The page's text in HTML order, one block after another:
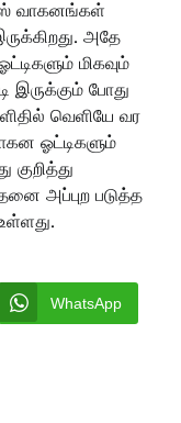
வாகனங்கள்
அதே
மிகவும்
இருக்கும் போது
வெளியே வர
ஓட்டிகளும்
அப்புற படுத்த
WhatsApp